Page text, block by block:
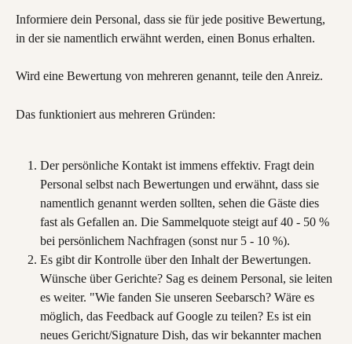
Informiere dein Personal, dass sie für jede positive Bewertung,
in der sie namentlich erwähnt werden, einen Bonus erhalten.
Wird eine Bewertung von mehreren genannt, teile den Anreiz.
Das funktioniert aus mehreren Gründen:
Der persönliche Kontakt ist immens effektiv. Fragt dein
Personal selbst nach Bewertungen und erwähnt, dass sie
namentlich genannt werden sollten, sehen die Gäste dies
fast als Gefallen an. Die Sammelquote steigt auf 40 - 50 %
bei persönlichem Nachfragen (sonst nur 5 - 10 %).
Es gibt dir Kontrolle über den Inhalt der Bewertungen.
Wünsche über Gerichte? Sag es deinem Personal, sie leiten
es weiter. "Wie fanden Sie unseren Seebarsch? Wäre es
möglich, das Feedback auf Google zu teilen? Es ist ein
neues Gericht/Signature Dish, das wir bekannter machen